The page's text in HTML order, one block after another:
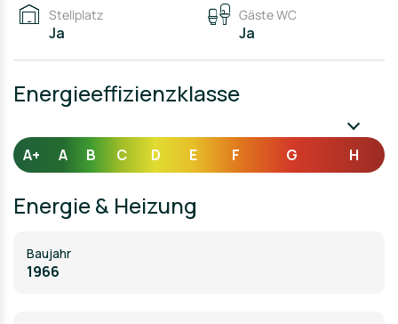
Stellplatz
Ja
Gäste WC
Ja
Energieeffizienzklasse
A+ A B C D E F G H
Energie & Heizung
Baujahr
1966